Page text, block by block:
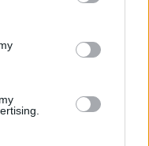
its third-party tags to
in below Google
ΣΧΟΛΙΩΝ